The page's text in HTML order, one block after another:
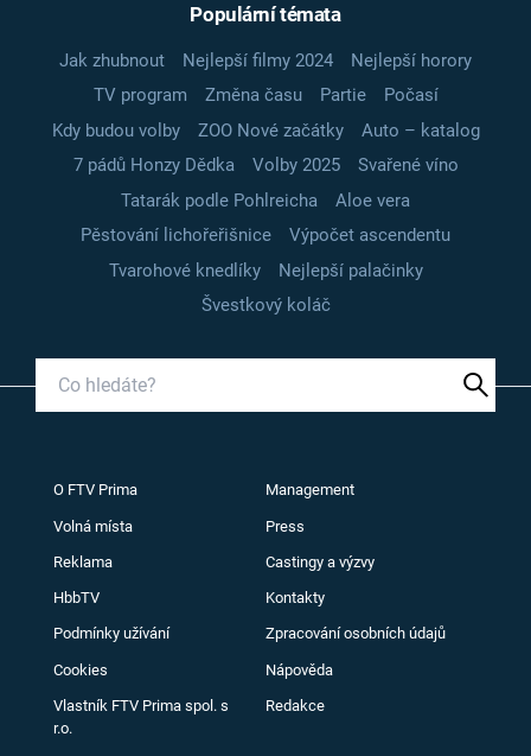
Populární témata
Jak zhubnout Nejlepší filmy 2024
Nejlepší horory
TV program
Změna času Partie
Počasí
Kdy budou volby
ZOO Nové začátky
Auto – katalog
7 pádů Honzy Dědka
Volby 2025
Svařené víno
Tatarák podle Pohlreicha
Aloe vera
Pěstování lichořeřišnice
Výpočet ascendentu
Tvarohové knedlíky
Nejlepší palačinky
Švestkový koláč
O FTV Prima Management
Volná místa Press
Reklama Castingy a výzvy
HbbTV Kontakty
Podmínky užívání Zpracování osobních údajů
Cookies Nápověda
Vlastník FTV Prima spol. s
r.o.
Redakce